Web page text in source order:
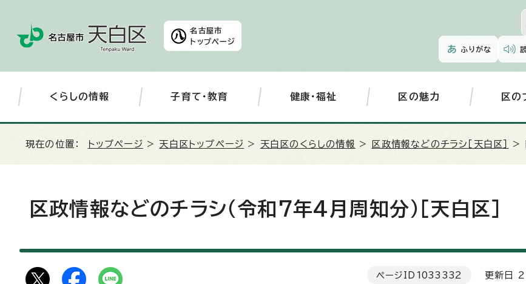
名古屋市
トップページ
ふりがな
くらしの情報 子育て・教育 健康・福祉 区の魅力 区の
現在の位置： トップページ > 天白区トップページ > 天白区のくらしの情報 > 区政情報などのチラシ［天白区］ >
区政情報などのチラシ（令和7年4月周知分）［天白区］
ページID 1033332 更新日